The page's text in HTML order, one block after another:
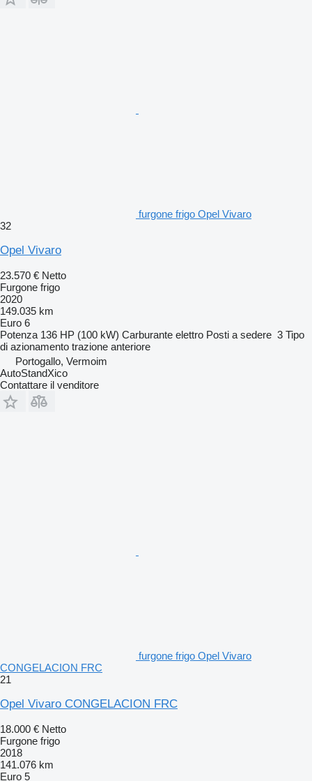
furgone frigo Opel Vivaro
32
Opel Vivaro
23.570 € Netto
Furgone frigo
2020
149.035 km
Euro 6
Potenza 136 HP (100 kW) Carburante elettro Posti a sedere 3 Tipo
di azionamento trazione anteriore
Portogallo, Vermoim
AutoStandXico
Contattare il venditore
furgone frigo Opel Vivaro
CONGELACION FRC
21
Opel Vivaro CONGELACION FRC
18.000 € Netto
Furgone frigo
2018
141.076 km
Euro 5